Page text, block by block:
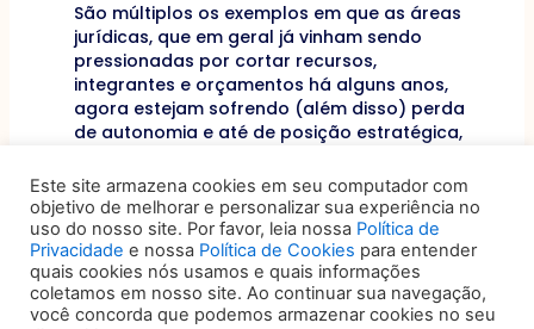
São múltiplos os exemplos em que as áreas
jurídicas, que em geral já vinham sendo
pressionadas por cortar recursos,
integrantes e orçamentos há alguns anos,
agora estejam sofrendo (além disso) perda
de autonomia e até de posição estratégica,
casos “assumindo”, adicionalmente, várias
das funções acima mencionadas.
Não nos parece difícil de entender que áreas
e equipes estratégicas, que já estavam
sofrendo com restrições de “todo tipo”, e
Este site armazena cookies em seu computador com
objetivo de melhorar e personalizar sua experiência no
uso do nosso site. Por favor, leia nossa Política de
Privacidade e nossa Política de Cookies para entender
quais cookies nós usamos e quais informações
coletamos em nosso site. Ao continuar sua navegação,
você concorda que podemos armazenar cookies no seu